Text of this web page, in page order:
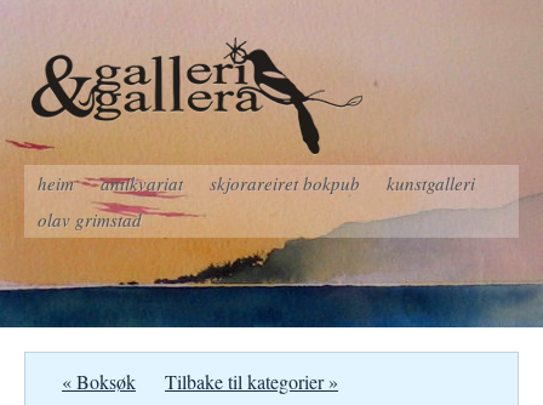
heim antikvariat skjorareiret bokpub
kunstgalleri
olav grimstad
« Boksøk Tilbake til kategorier »